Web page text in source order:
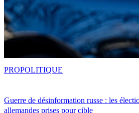
Guerre de désinformation russe : les
allemandes prises pour cible
PROPOLITIQUE